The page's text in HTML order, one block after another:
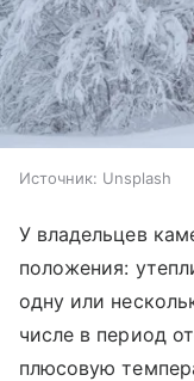
Источник: Unsplash
У владельцев
положения:
одну или
числе в период
плюсовую